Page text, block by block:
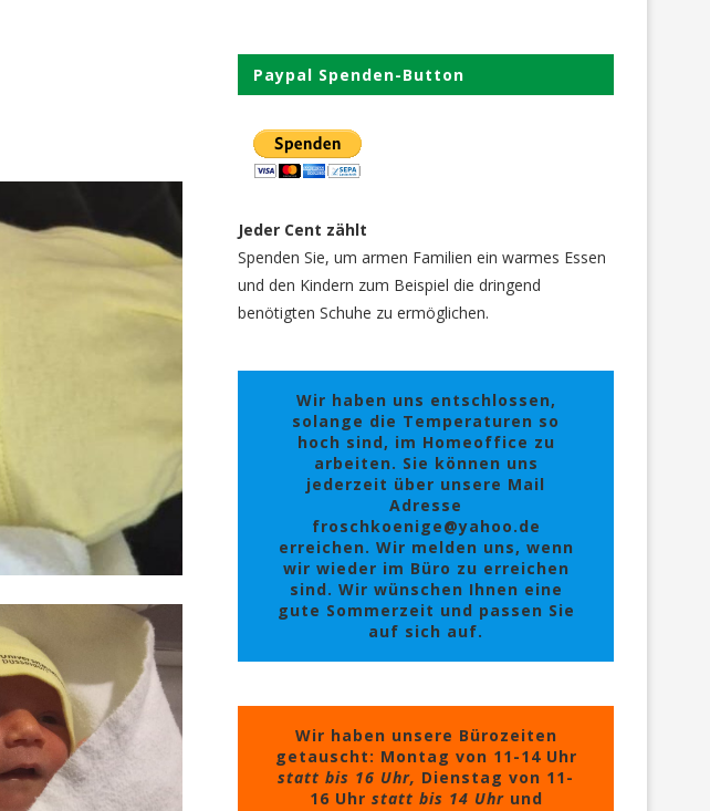
Paypal Spenden-Button
Jeder Cent zählt
Spenden Sie, um armen Familien ein warmes Essen
und den Kindern zum Beispiel die dringend
benötigten Schuhe zu ermöglichen.
Wir haben uns entschlossen,
solange die Temperaturen so
hoch sind, im Homeoffice zu
arbeiten. Sie können uns
jederzeit über unsere Mail
Adresse
froschkoenige@yahoo.de
erreichen. Wir melden uns, wenn
wir wieder im Büro zu erreichen
sind. Wir wünschen Ihnen eine
gute Sommerzeit und passen Sie
auf sich auf.
Wir haben unsere Bürozeiten
getauscht: Montag von 11-14 Uhr
statt bis 16 Uhr, Dienstag von 11-
16 Uhr statt bis 14 Uhrund